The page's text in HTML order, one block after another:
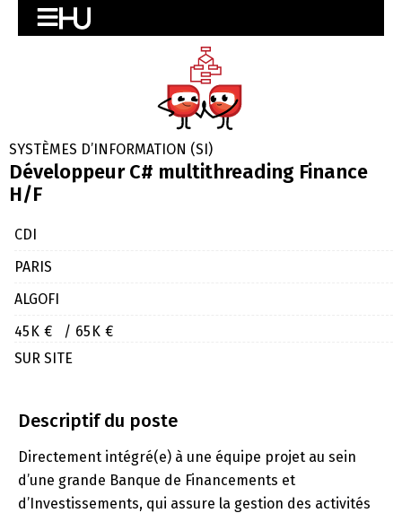
SYSTÈMES D’INFORMATION (SI)
Développeur C# multithreading Finance
H/F
CDI
PARIS
ALGOFI
45K €
/ 65K €
SUR SITE
Descriptif du poste
Directement intégré(e) à une équipe projet au sein
d’une grande Banque de Financements et
d’Investissements, qui assure la gestion des activités